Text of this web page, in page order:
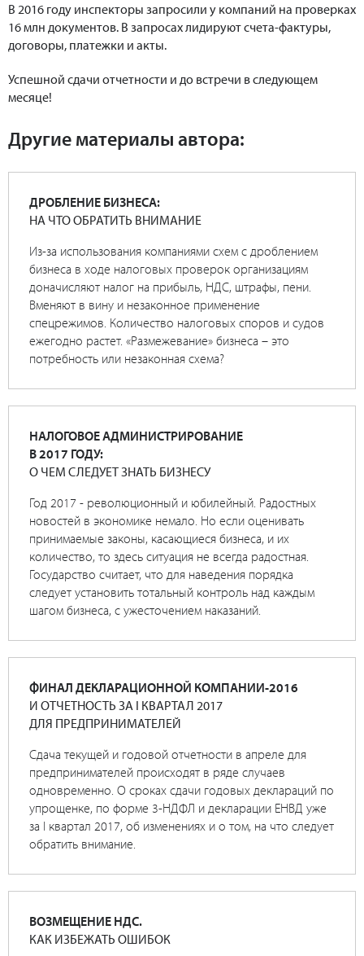
В 2016 году инспекторы запросили у компаний на проверках
16 млн документов. В запросах лидируют счета-фактуры,
договоры, платежки и акты.
Успешной сдачи отчетности и до встречи в следующем
месяце!
Другие материалы автора:
ДРОБЛЕНИЕ БИЗНЕСА:
НА ЧТО ОБРАТИТЬ ВНИМАНИЕ
Из-за использования компаниями схем с дроблением
бизнеса в ходе налоговых проверок организациям
доначисляют налог на прибыль, НДС, штрафы, пени.
Вменяют в вину и незаконное применение
спецрежимов. Количество налоговых споров и судов
ежегодно растет. «Размежевание» бизнеса – это
потребность или незаконная схема?
НАЛОГОВОЕ АДМИНИСТРИРОВАНИЕ
В 2017 ГОДУ:
О ЧЕМ СЛЕДУЕТ ЗНАТЬ БИЗНЕСУ
Год 2017 - революционный и юбилейный. Радостных
новостей в экономике немало. Но если оценивать
принимаемые законы, касающиеся бизнеса, и их
количество, то здесь ситуация не всегда радостная.
Государство считает, что для наведения порядка
следует установить тотальный контроль над каждым
шагом бизнеса, с ужесточением наказаний.
ФИНАЛ ДЕКЛАРАЦИОННОЙ КОМПАНИИ-2016
И ОТЧЕТНОСТЬ ЗА I КВАРТАЛ 2017
ДЛЯ ПРЕДПРИНИМАТЕЛЕЙ
Сдача текущей и годовой отчетности в апреле для
предпринимателей происходят в ряде случаев
одновременно. О сроках сдачи годовых деклараций по
упрощенке, по форме 3-НДФЛ и декларации ЕНВД уже
за I квартал 2017, об изменениях и о том, на что следует
обратить внимание.
ВОЗМЕЩЕНИЕ НДС.
КАК ИЗБЕЖАТЬ ОШИБОК